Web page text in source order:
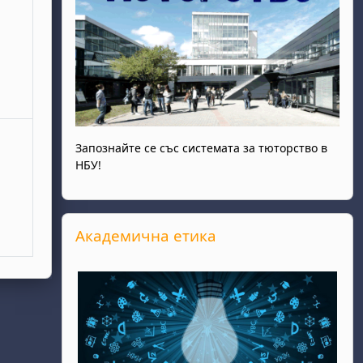
Запознайте се със системата за тюторство в
НБУ!
Прескочи Академична етика
Академична етика